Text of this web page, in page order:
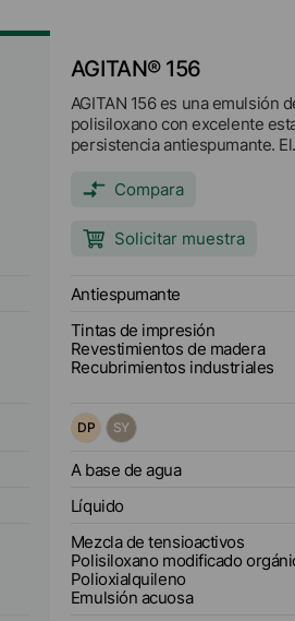
AGITAN® 156
AGITAN 156 es una emulsión
polisiloxano con excelente
persistencia antiespumante. El
todas las proporciones. El
pigmentados y no
156 está especialmente
en particular revestimientos
Compara
Solicitar muestra
Antiespumante
Tintas de impresión
Revestimientos de madera
Recubrimientos industriales
DP SY
A base de agua
Líquido
Mezcla de tensioactivos
Polisiloxano modificado
Polioxialquileno
Emulsión acuosa